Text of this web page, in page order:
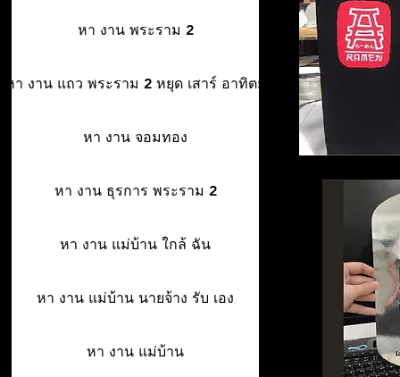
หา งาน พระราม 2
หา งาน แถว พระราม 2 หยุด เสาร์ อาทิตย์
หา งาน จอมทอง
หา งาน ธุรการ พระราม 2
หา งาน แม่บ้าน ใกล้ ฉัน
หา งาน แม่บ้าน นายจ้าง รับ เอง
หา งาน แม่บ้าน